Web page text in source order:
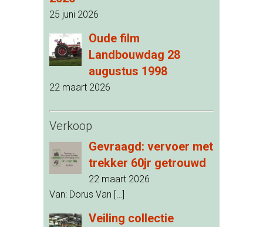
25 juni 2026
Oude film
Landbouwdag 28
augustus 1998
22 maart 2026
Verkoop
Gevraagd: vervoer met
trekker 60jr getrouwd
22 maart 2026
Van: Dorus Van […]
Veiling collectie